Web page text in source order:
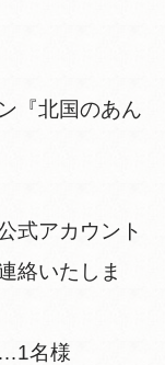
『北国のあん
式アカウント
絡いたしま
…1名様